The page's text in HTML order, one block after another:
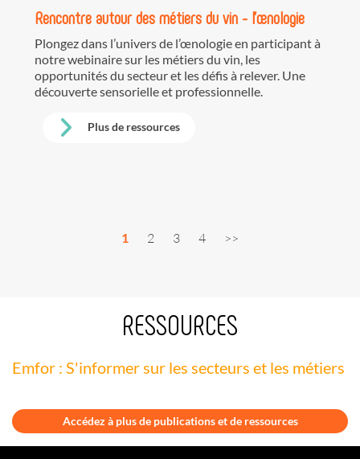
Rencontre autour des métiers du vin - l'œnologie
Plongez dans l’univers de l’œnologie en participant à
notre webinaire sur les métiers du vin, les
opportunités du secteur et les défis à relever. Une
découverte sensorielle et professionnelle.
Plus de ressources
1 2 3 4 >>
RESSOURCES
Emfor : S'informer sur les secteurs et les métiers
Accédez à plus de publications et de ressources